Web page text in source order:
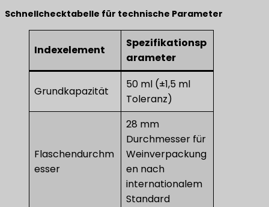
​Schnellchecktabelle für technische Parameter​
Indexelement
Spezifikationsp
arameter
Grundkapazität
50 ml (±1,5 ml
Toleranz)
Flaschendurchm
esser
28 mm
Durchmesser für
Weinverpackung
en nach
internationalem
Standard